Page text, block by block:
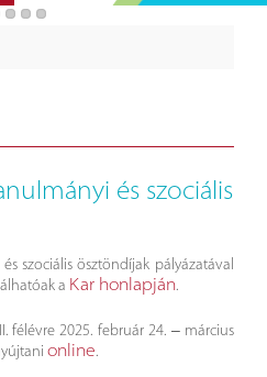
és szociális
szociális ösztöndíjak pályázatával
a Kar honlapján.
félévre 2025. február 24. ‒ március
online.